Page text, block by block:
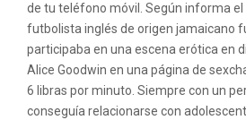
de tu teléfono móvil. Según informa el
futbolista inglés de origen jamaicano
participaba en una escena erótica en
Alice Goodwin en una página de
6 libras por minuto. Siempre con un
conseguía relacionarse con